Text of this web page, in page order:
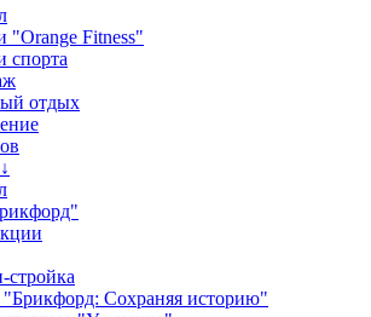
"Orange Fitness"
спорта
отдых
стройка
Сохраняя историю"